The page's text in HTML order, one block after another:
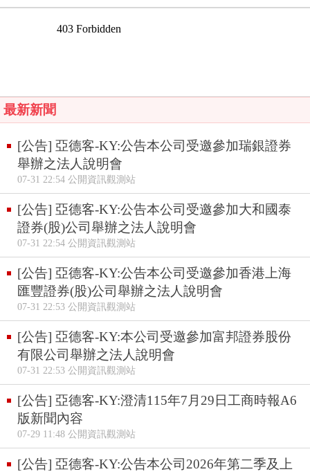
最新新聞
[公告] 亞德客-KY:公告本公司受邀參加瑞銀證券
舉辦之法人說明會
07-31 22:54 公開資訊觀測站
[公告] 亞德客-KY:公告本公司受邀參加大和國泰
證券(股)公司舉辦之法人說明會
07-31 22:54 公開資訊觀測站
[公告] 亞德客-KY:公告本公司受邀參加香港上海
匯豐證券(股)公司舉辦之法人說明會
07-31 22:53 公開資訊觀測站
[公告] 亞德客-KY:本公司受邀參加富邦證券股份
有限公司舉辦之法人說明會
07-31 22:53 公開資訊觀測站
[公告] 亞德客-KY:澄清115年7月29日工商時報A6
版新聞內容
07-29 11:48 公開資訊觀測站
[公告] 亞德客-KY:公告本公司2026年第二季及上